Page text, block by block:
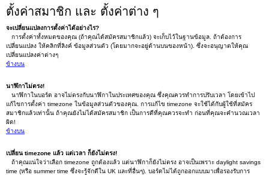
ตั้งค่าสมาชิก และ ตั้งค่าต่าง ๆ
จะเปลี่ยนแปลงการตั้งค่าได้อย่างไร?
การตั้งค่าทั้งหมดของคุณ (ถ้าคุณได้สมัครสมาชิกแล้ว) จะเก็บไว้ในฐานข้อมูล. ถ้าต้องการ
เปลี่ยนแปลง ให้คลิกที่ลิงค์ ข้อมูลส่วนตัว (โดยมากจะอยู่ด้านบนของหน้า). ซึ่งจะอนุญาตให้คุณ
เปลี่ยนแปลงค่าต่างๆ
ข้างบน
นาฬิกาไม่ตรง!
นาฬิกาในบอร์ด อาจไม่ตรงกับนาฬิกาในประเทศของคุณ ซึ่งคุณควรทำการปรับเวลา โดยเข้าไป
แก้ไขการตั้งค่า timezone ในข้อมูลส่วนตัวของคุณ. การแก้ไข timezone จะใช้ได้กับผู้ใช้ที่สมัคร
สมาชิกแล้วเท่านั้น ถ้าคุณยังไม่ได้สมัครสมาชิก เป็นการดีที่คุณควรจะทำ ก่อนที่คุณจะคำนวณเวลา
ผิด!
ข้างบน
เปลี่ยน timezone แล้ว แต่เวลา ก็ยังไม่ตรง!
ถ้าคุณแน่ใจว่าเลือก timezone ถูกต้องแล้ว แต่นาฬิกาก็ยังไม่ตรง อาจเป็นเพราะ daylight savings
time (หรือ summer time ซึ่งจะรู้จักดีใน UK และที่อื่นๆ). บอร์ดไม่ได้ถูกออกแบบมาเพื่อรองรับการ